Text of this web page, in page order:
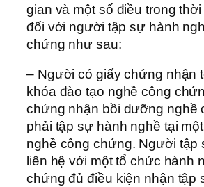
gian và một số điều trong
đối với người tập sự hành
chứng như sau:
– Người có giấy chứng nhận
khóa đào tạo nghề công
chứng nhận bồi dưỡng nghề
phải tập sự hành nghề tại
nghề công chứng. Người tập
liên hệ với một tổ chức hành
chứng đủ điều kiện nhận tập